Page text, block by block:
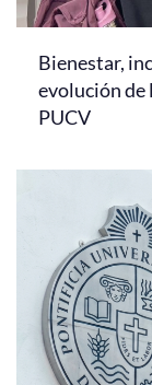
Bienestar,
evolución de
PUCV